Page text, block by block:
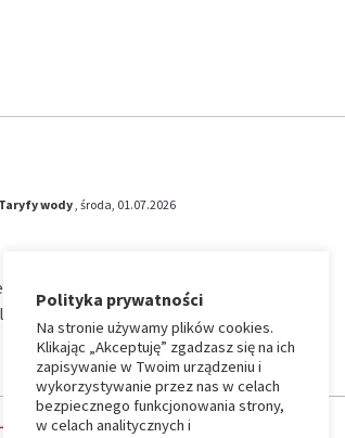
Taryfy wody, środa, 01.07.2026
wodę i zbiorowe
Podlaski na okres od …
Polityka prywatności
Na stronie używamy plików cookies.
Klikając „Akceptuję” zgadzasz się na ich
zapisywanie w Twoim urządzeniu i
wykorzystywanie przez nas w celach
bezpiecznego funkcjonowania strony,
w celach analitycznych i